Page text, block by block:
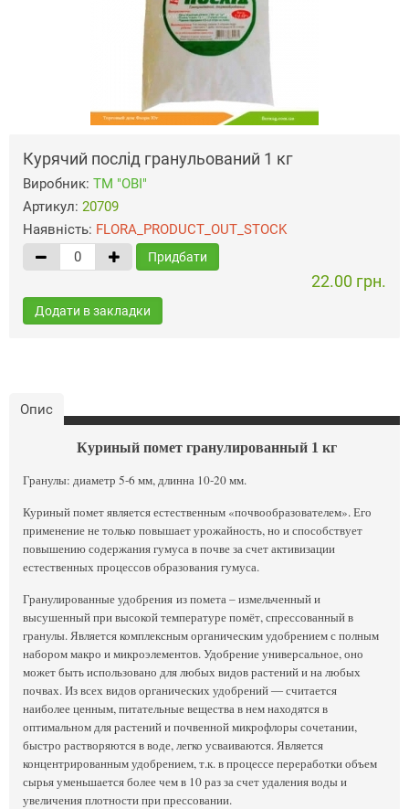
Курячий послід гранульований 1 кг
Виробник: ТМ "ОВI"
Артикул: 20709
Наявність: FLORA_PRODUCT_OUT_STOCK
Придбати
22.00 грн.
Додати в закладки
Опис
Куриный помет гранулированный 1 кг
Гранулы: диаметр 5-6 мм, длинна 10-20 мм.
Куриный помет является естественным «почвообразователем». Его
применение не только повышает урожайность, но и способствует
повышению содержания гумуса в почве за счет активизации
естественных процессов образования гумуса.
Гранулированные удобрения из помета – измельченный и
высушенный при высокой температуре помёт, спрессованный в
гранулы. Является комплексным органическим удобрением с полным
набором макро и микроэлементов. Удобрение универсальное, оно
может быть использовано для любых видов растений и на любых
почвах. Из всех видов органических удобрений ― считается
наиболее ценным, питательные вещества в нем находятся в
оптимальном для растений и почвенной микрофлоры сочетании,
быстро растворяются в воде, легко усваиваются. Является
концентрированным удобрением, т.к. в процессе переработки объем
сырья уменьшается более чем в 10 раз за счет удаления воды и
увеличения плотности при прессовании.